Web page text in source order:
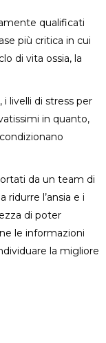
qualificati
più critica in cui
di vita ossia, la
livelli di stress per
in quanto,
da un team di
l’ansia e i
di poter
le informazioni
la migliore